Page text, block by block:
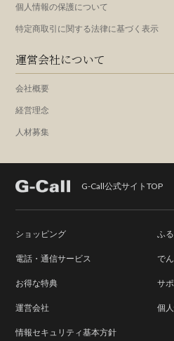
個人情報の保護について
特定商取引に関する法律に基づく表示
運営会社について
会社概要
経営理念
人材募集
G-Call公式サイトTOP
ショッピング ふ
電話・通信サービス で
お得な特典 サ
運営会社 個
情報セキュリティ基本方針